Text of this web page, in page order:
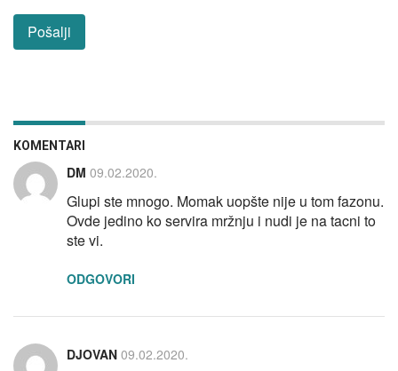
KOMENTARI
DM 09.02.2020.
Glupi ste mnogo. Momak uopšte nije u tom fazonu.
Ovde jedino ko servira mržnju i nudi je na tacni to
ste vi.
ODGOVORI
DJOVAN 09.02.2020.